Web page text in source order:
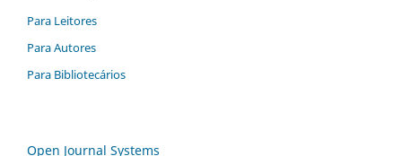
Para Leitores
Para Autores
Para Bibliotecários
Open Journal Systems